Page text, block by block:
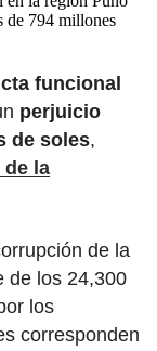
de 794 millones
funcional
perjuicio
de soles,
de la
de la
de los 24,300
los
corresponden